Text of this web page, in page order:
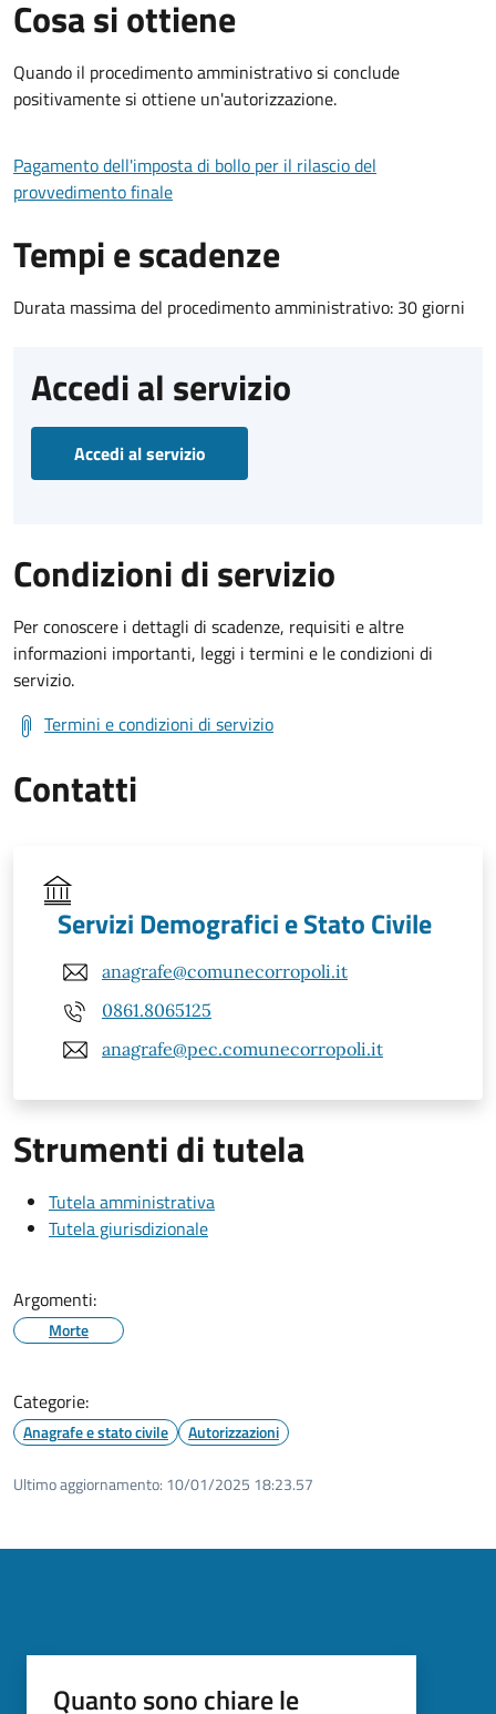
Cosa si ottiene
Quando il procedimento amministrativo si conclude
positivamente si ottiene un'autorizzazione.
Pagamento dell'imposta di bollo per il rilascio del
provvedimento finale
Tempi e scadenze
Durata massima del procedimento amministrativo: 30 giorni
Accedi al servizio
Accedi al servizio
Condizioni di servizio
Per conoscere i dettagli di scadenze, requisiti e altre
informazioni importanti, leggi i termini e le condizioni di
servizio.
Termini e condizioni di servizio
Contatti
Servizi Demografici e Stato Civile
anagrafe@comunecorropoli.it
0861.8065125
anagrafe@pec.comunecorropoli.it
Strumenti di tutela
Tutela amministrativa
Tutela giurisdizionale
Argomenti:
Morte
Categorie:
Anagrafe e stato civile Autorizzazioni
Ultimo aggiornamento: 10/01/2025 18:23.57
Quanto sono chiare le